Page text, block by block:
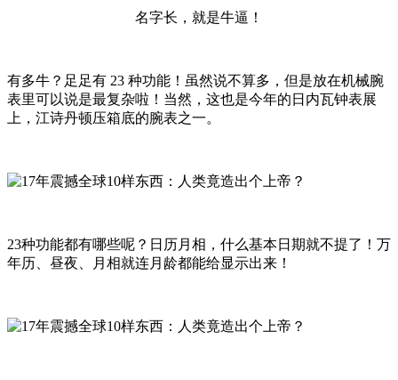
名字长，就是牛逼！
有多牛？足足有 23 种功能！虽然说不算多，但是放在机械腕
表里可以说是最复杂啦！当然，这也是今年的日内瓦钟表展
上，江诗丹顿压箱底的腕表之一。
23种功能都有哪些呢？日历月相，什么基本日期就不提了！万
年历、昼夜、月相就连月龄都能给显示出来！